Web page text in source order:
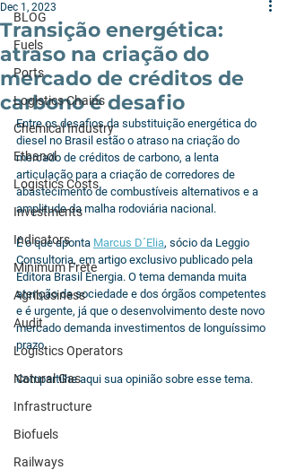
BLOG
Fuels
Ports
Logistics Chains
Chemical Industry
Ethanol
Logistics Costs
Investments
Indicators
Minimum Frete
Agribusiness
Audit
Logistics Operators
Natural Gas
Infrastructure
Biofuels
Railways
Transição energética:
atraso na criação do
mercado de créditos de
carbono é desafio
Dec 1, 2023
Entre os desafios da substituição energética do
diesel no Brasil estão o atraso na criação do
mercado de créditos de carbono, a lenta
articulação para a criação de corredores de
abastecimento de combustíveis alternativos e a
amplitude da malha rodoviária nacional.
É o que aponta Marcus D´Elia, sócio da Leggio
Consultoria, em artigo exclusivo publicado pela
Editora Brasil Energia. O tema demanda muita
atenção da sociedade e dos órgãos competentes
e é urgente, já que o desenvolvimento deste novo
mercado demanda investimentos de longuíssimo
prazo.
Compartilhe aqui sua opinião sobre esse tema.